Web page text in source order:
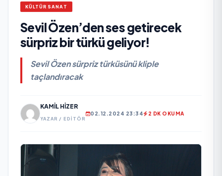
KÜLTÜR SANAT
Sevil Özen’den ses getirecek
sürpriz bir türkü geliyor!
Sevil Özen sürpriz türküsünü kliple
taçlandıracak
KAMIL HIZER
YAZAR / EDITÖR
02.12.2024 23:34 2 DK OKUMA